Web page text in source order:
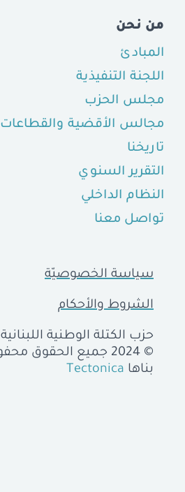
من نحن
المبادئ
اللجنة التنفيذية
مجلس الحزب
مجالس الأقضية والقطاعات
تاريخنا
التقرير السنوي
النظام الداخلي
تواصل معنا
سياسة الخصوصيّة
الشروط والأحكام
حزب الكتلة الوطنية اللبنانية
© 2024 جميع الحقوق محفوظة
بناها Tectonica